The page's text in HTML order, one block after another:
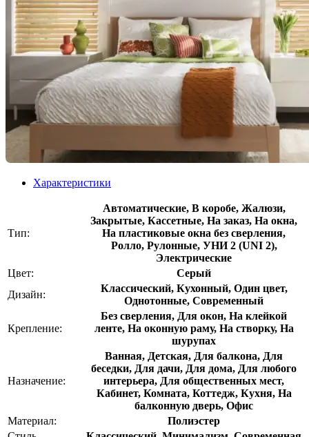
Характеристики
Тип:
Автоматические, В коробе, Жалюзи,
Закрытые, Кассетные, На заказ, На окна,
На пластиковые окна без сверления,
Ролло, Рулонные, УНИ 2 (UNI 2),
Электрические
Цвет:
Серый
Дизайн:
Классический, Кухонный, Один цвет,
Однотонные, Современный
Крепление:
Без сверления, Для окон, На клейкой
ленте, На оконную раму, На створку, На
шурупах
Назначение:
Ванная, Детская, Для балкона, Для
беседки, Для дачи, Для дома, Для любого
интерьера, Для общественных мест,
Кабинет, Комната, Коттедж, Кухня, На
балконную дверь, Офис
Материал:
Полиэстер